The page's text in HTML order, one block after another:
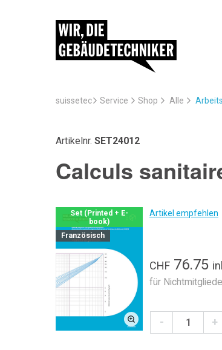
suissetec Service Shop Alle
Artikelnr. SET24012
Calculs
Set (Printed + E-
book)
Französisch
Artikel empfehlen
CHF 76.75
für
- +